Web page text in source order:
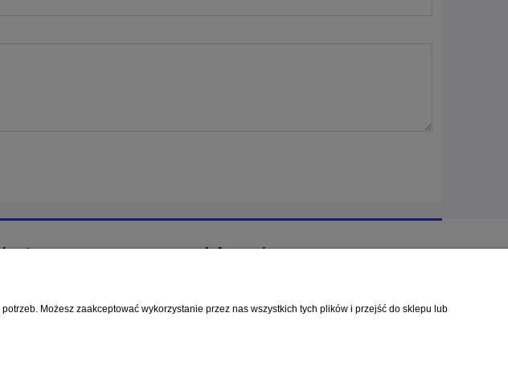
konto Informacje
Szczegółowe informacje w
Możesz zaakceptować wykorzystanie przez nas wszystkich tych plików i przejść do sklepu lub